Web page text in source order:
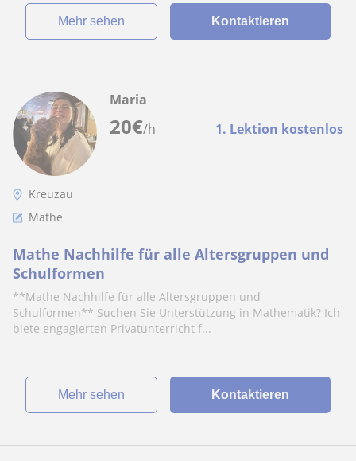
Mehr sehen Kontaktieren
20€/h 1. Lektion kostenlos
Maria
Kreuzau
Mathe
Mathe Nachhilfe für alle Altersgruppen und
Schulformen
**Mathe Nachhilfe für alle Altersgruppen und
Schulformen** Suchen Sie Unterstützung in Mathematik? Ich
biete engagierten Privatunterricht f...
Mehr sehen Kontaktieren